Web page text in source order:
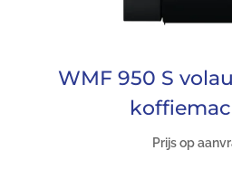
WMF 950 S
Prijs op